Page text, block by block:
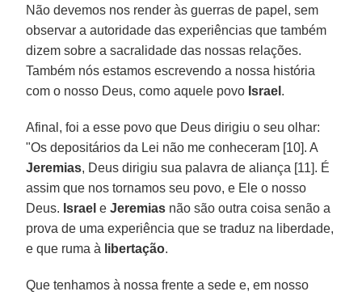
Não devemos nos render às guerras de papel, sem
observar a autoridade das experiências que também
dizem sobre a sacralidade das nossas relações.
Também nós estamos escrevendo a nossa história
com o nosso Deus, como aquele povo Israel .
Afinal, foi a esse povo que Deus dirigiu o seu olhar:
"Os depositários da Lei não me conheceram [10]. A
Jeremias, Deus dirigiu sua palavra de aliança [11]. É
assim que nos tornamos seu povo, e Ele o nosso
Deus. Israel eJeremias não são outra coisa senão a
prova de uma experiência que se traduz na liberdade,
e que ruma à libertação.
Que tenhamos à nossa frente a sede e, em nosso